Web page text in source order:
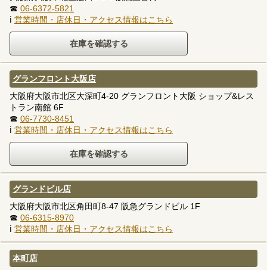
☎ 06-6372-5821
ℹ 営業時間・店休日・アクセス情報はこちら
グランフロント大阪店
大阪府大阪市北区大深町4-20 グランフロント大阪 ショップ&レス
トラン南館 6F
☎ 06-7730-8451
ℹ 営業時間・店休日・アクセス情報はこちら
グランドビル店
大阪府大阪市北区角田町8-47 阪急グランドビル 1F
☎ 06-6315-8970
ℹ 営業時間・店休日・アクセス情報はこちら
本町店